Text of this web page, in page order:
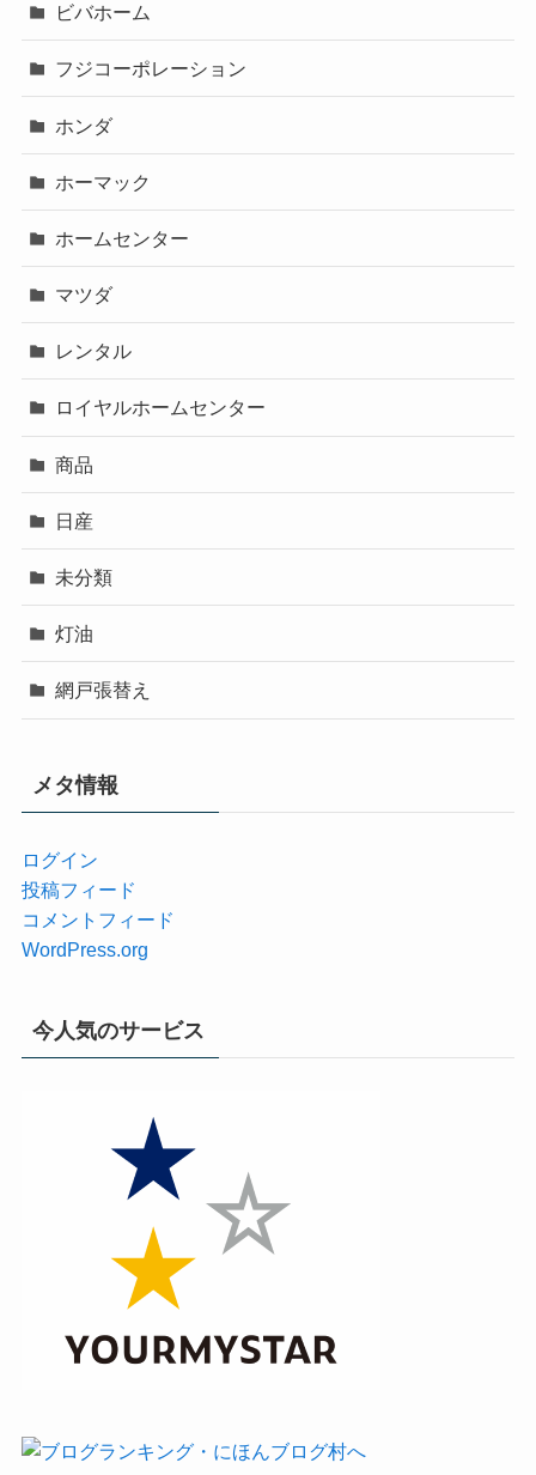
ビバホーム
フジコーポレーション
ホンダ
ホーマック
ホームセンター
マツダ
レンタル
ロイヤルホームセンター
商品
日産
未分類
灯油
網戸張替え
メタ情報
ログイン
投稿フィード
コメントフィード
WordPress.org
今人気のサービス